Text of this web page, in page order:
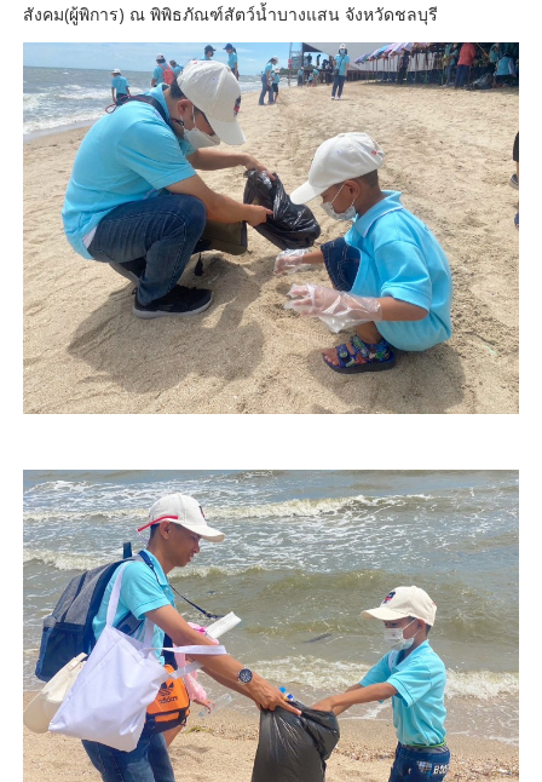
สังคม(ผู้พิการ) ณ พิพิธภัณฑ์สัตว์น้ำบางแสน จังหวัดชลบุรี